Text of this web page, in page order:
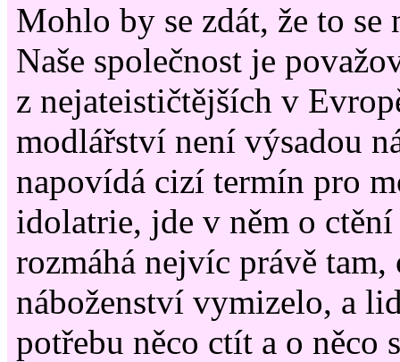
Mohlo by se zdát, že to se
Naše společnost je
z nejateističtějších v
modlářství není výsadou
napovídá cizí termín pro
idolatrie, jde v něm o
rozmáhá nejvíc právě
náboženství vymizelo, a
potřebu něco ctít a o něco